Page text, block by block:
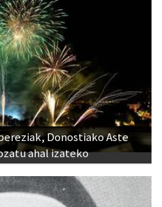
Donostiako Aste
ahal izateko